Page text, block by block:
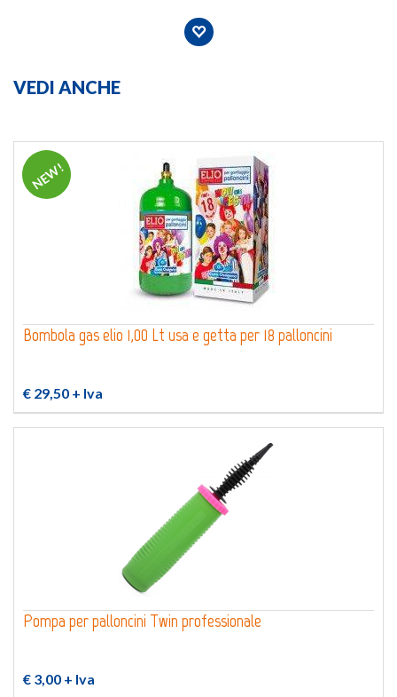
VEDI ANCHE
NEW!
Bombola gas elio 1,00 Lt usa e getta per 18 palloncini
€ 29,50 + Iva
Pompa per palloncini Twin professionale
€ 3,00 + Iva